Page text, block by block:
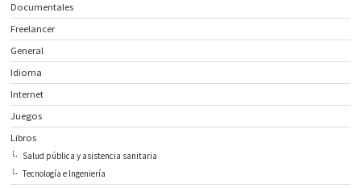
Documentales
Freelancer
General
Idioma
Internet
Juegos
Libros
Salud pública y asistencia sanitaria
Tecnología e Ingeniería